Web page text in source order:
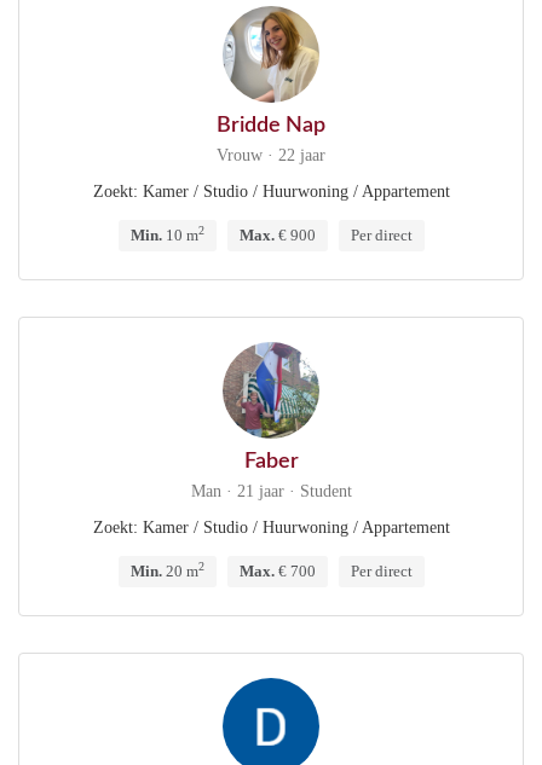
Bridde Nap
Vrouw · 22 jaar
Zoekt: Kamer / Studio / Huurwoning / Appartement
Min.10 m2 Max.€ 900 Per direct
Faber
Man · 21 jaar · Student
Zoekt: Kamer / Studio / Huurwoning / Appartement
Min.20 m2 Max.€ 700 Per direct